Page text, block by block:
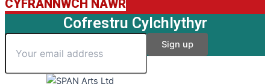
CYFRANNWCH NAWR
Cofrestru Cylchlythyr